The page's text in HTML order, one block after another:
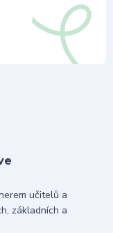
učitelů a
základních a